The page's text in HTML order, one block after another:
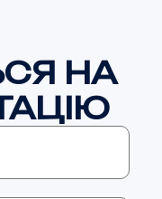
НА